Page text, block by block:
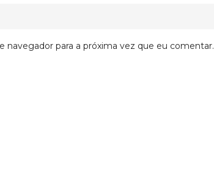
navegador para a próxima vez que eu comentar.